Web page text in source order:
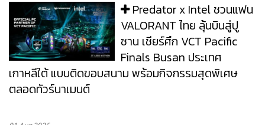
Predator x Intel ชวนแฟน
VALORANT ไทย ลุ้นบินสู่ปู
ซาน เชียร์ศึก VCT Pacific
Finals Busan ประเทศ
เกาหลีใต้ แบบติดขอบสนาม พร้อมกิจกรรมสุดพิเศษ
ตลอดทัวร์นาเมนต์